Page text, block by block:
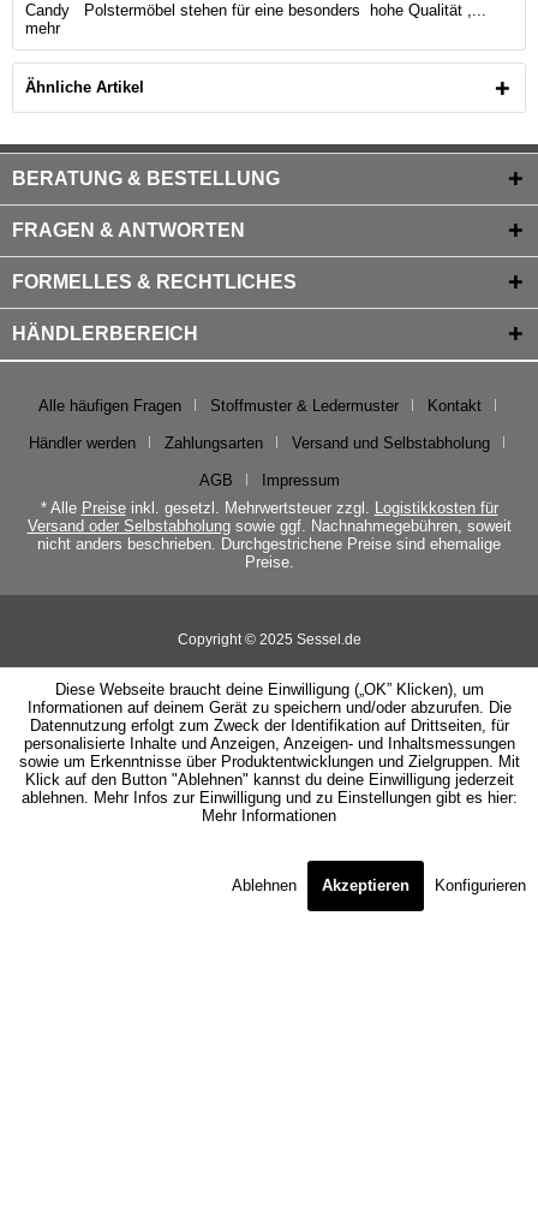
Candy Polstermöbel stehen für eine besonders hohe Qualität ,...
mehr
Ähnliche Artikel
BERATUNG & BESTELLUNG
FRAGEN & ANTWORTEN
FORMELLES & RECHTLICHES
HÄNDLERBEREICH
Alle häufigen Fragen Stoffmuster & Ledermuster Kontakt
Händler werden Zahlungsarten Versand und Selbstabholung
AGB
Impressum
* Alle Preiseinkl. gesetzl. Mehrwertsteuer zzgl. Logistikkosten für
Versand oder Selbstabholungsowie ggf. Nachnahmegebühren, soweit
nicht anders beschrieben. Durchgestrichene Preise sind ehemalige
Preise.
Copyright © 2025 Sessel.de
Diese Webseite braucht deine Einwilligung („OK” Klicken), um
Informationen auf deinem Gerät zu speichern und/oder abzurufen. Die
Datennutzung erfolgt zum Zweck der Identifikation auf Drittseiten, für
personalisierte Inhalte und Anzeigen, Anzeigen- und Inhaltsmessungen
sowie um Erkenntnisse über Produktentwicklungen und Zielgruppen. Mit
Klick auf den Button "Ablehnen" kannst du deine Einwilligung jederzeit
ablehnen. Mehr Infos zur Einwilligung und zu Einstellungen gibt es hier:
Mehr Informationen
Ablehnen Akzeptieren Konfigurieren